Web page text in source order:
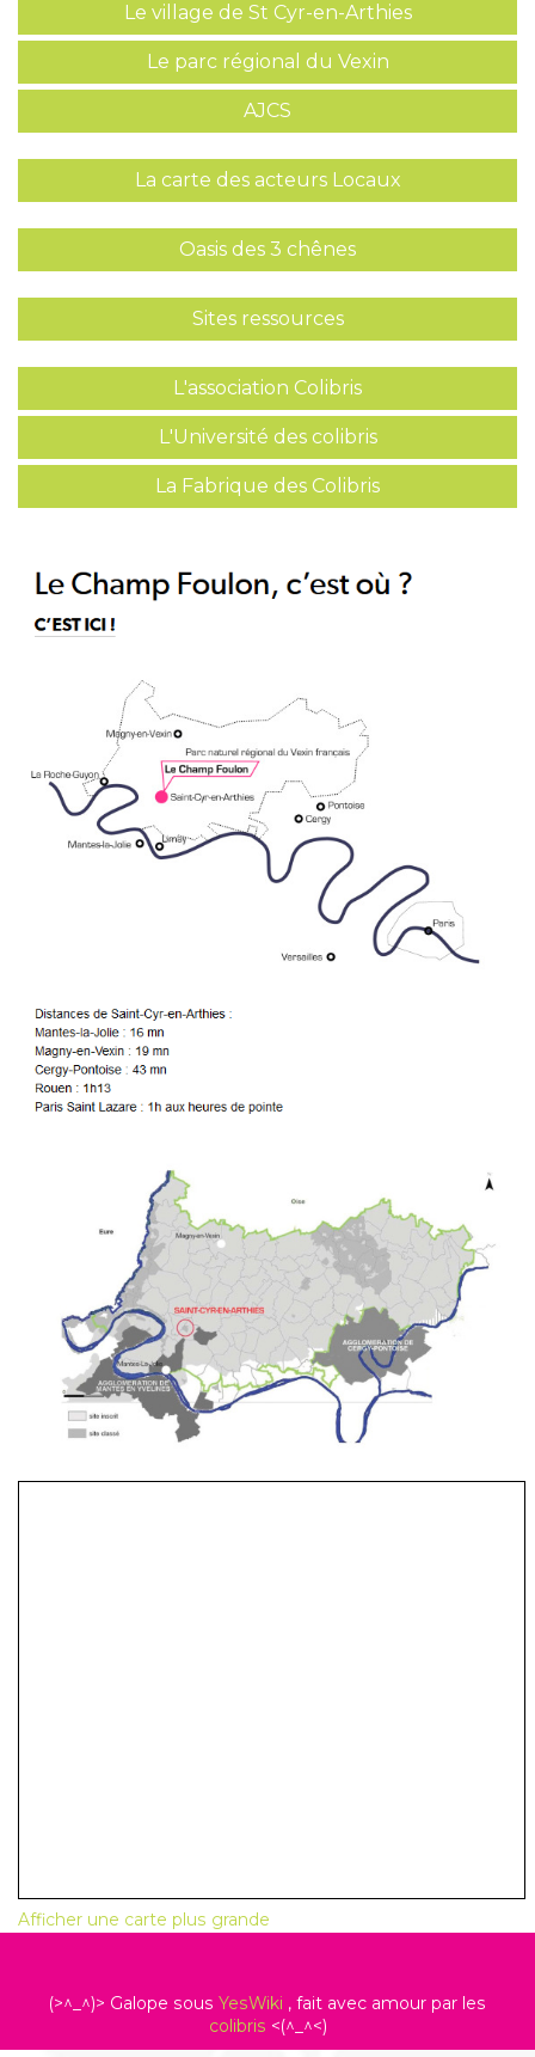
Le village de St Cyr-en-Arthies
Le parc régional du Vexin
AJCS
La carte des acteurs Locaux
Oasis des 3 chênes
Sites ressources
L'association Colibris
L'Université des colibris
La Fabrique des Colibris
Afficher une carte plus grande
(>^_^)> Galope sous YesWiki , fait avec amour par les
colibris <(^_^<)